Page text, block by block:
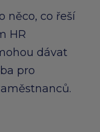
něco, co řeší
HR
dávat
pro